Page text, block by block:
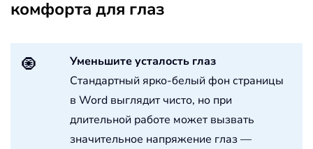
комфорта для глаз
🧿
Уменьшите усталость глаз
Стандартный ярко-белый фон страницы
в Word выглядит чисто, но при
длительной работе может вызвать
значительное напряжение глаз —